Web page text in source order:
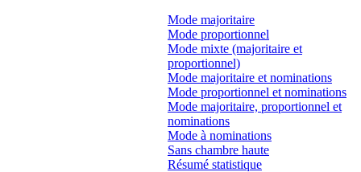
Mode majoritaire
Mode proportionnel
Mode mixte (majoritaire et
proportionnel)
Mode majoritaire et nominations
Mode proportionnel et nominations
Mode majoritaire, proportionnel et
nominations
Mode à nominations
Sans chambre haute
Résumé statistique